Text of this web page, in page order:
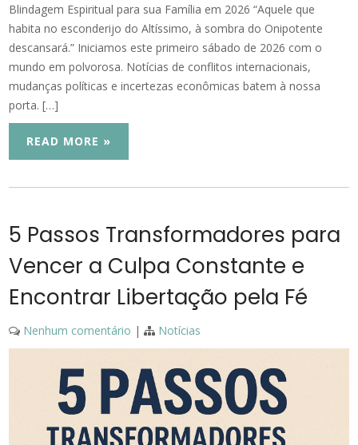
Blindagem Espiritual para sua Família em 2026 “Aquele que
habita no esconderijo do Altíssimo, à sombra do Onipotente
descansará.” Iniciamos este primeiro sábado de 2026 com o
mundo em polvorosa. Notícias de conflitos internacionais,
mudanças políticas e incertezas econômicas batem à nossa
porta. […]
READ MORE »
5 Passos Transformadores para
Vencer a Culpa Constante e
Encontrar Libertação pela Fé
Nenhum comentário | Notícias